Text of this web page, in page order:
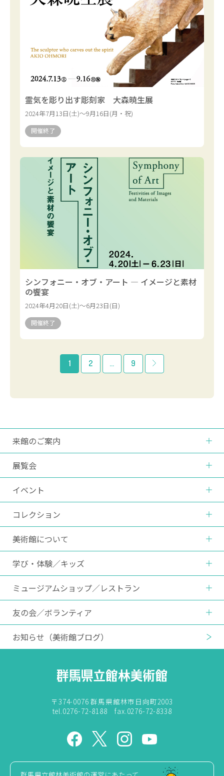
霊気を彫り出す彫刻家 大森暁生展
2024年7月13日(土)～9月16日(月・祝)
開催終了
シンフォニー・オブ・アート — イメージと素材
の饗宴
2024年4月20日(土)～6月23日(日)
開催終了
1 2 … 9
来館のご案内
展覧会
イベント
コレクション
美術館について
学び・体験／キッズ
ミュージアムショップ／レストラン
友の会／ボランティア
お知らせ （美術館ブログ）
〒374-0076 群馬県館林市日向町2003
tel.0276-72-8188 fax.0276-72-8338